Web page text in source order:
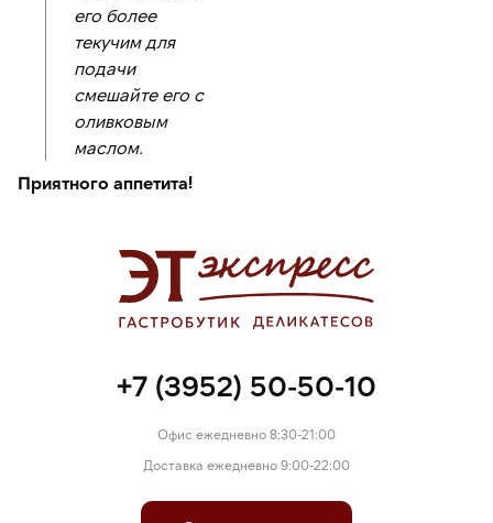
его более
текучим для
подачи
смешайте его с
оливковым
маслом.
Приятного аппетита!
+7 (3952) 50-50-10
Офис ежедневно 8:30-21:00
Доставка ежедневно 9:00-22:00